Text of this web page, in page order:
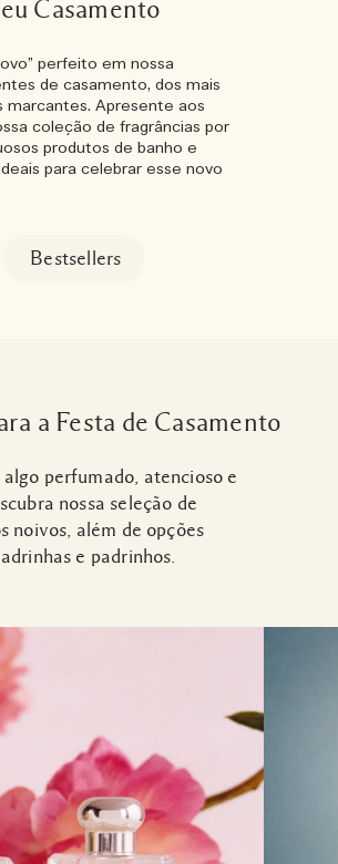
Casamento
perfeito em nossa
de casamento, dos mais
marcantes. Apresente aos
coleção de fragrâncias por
produtos de banho e
para celebrar esse novo
Bestsellers
a Festa de Casamento
perfumado, atencioso e
nossa seleção de
noivos, além de opções
e padrinhos.